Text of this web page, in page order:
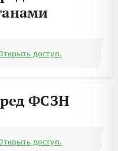
доступ.
ФСЗН
доступ.